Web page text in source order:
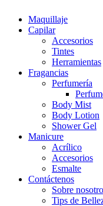
Maquillaje
Capilar
Accesorios
Tintes
Herramientas
Fragancias
Perfumería
Body Mist
Body Lotion
Shower Gel
Manicure
Acrílico
Accesorios
Esmalte
Contáctenos
Sobre
Tips de